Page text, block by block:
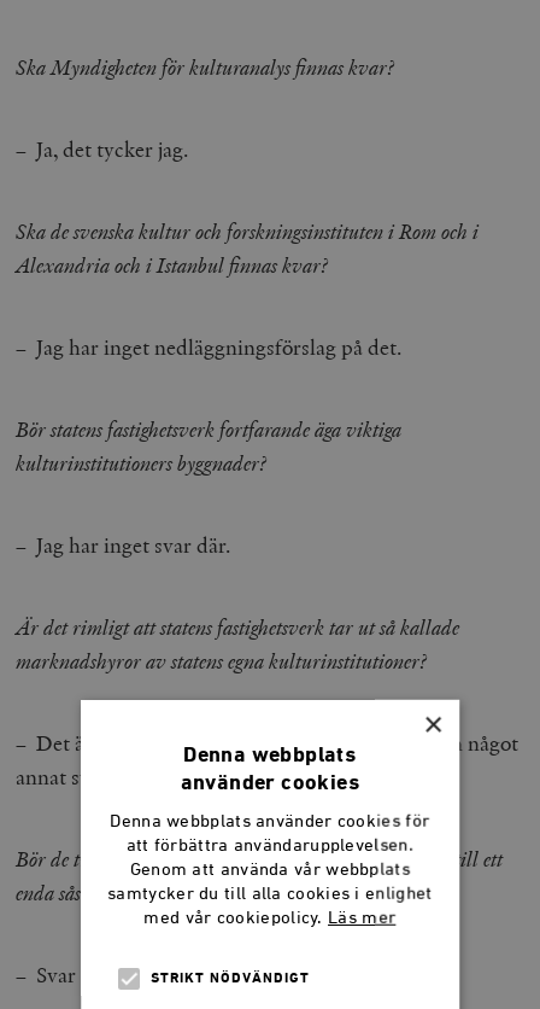
Ska Myndigheten för kulturanalys finnas kvar?
– Ja, det tycker jag.
Ska de svenska kultur och forskningsinstituten i Rom och i
Alexandria och i Istanbul finnas kvar?
– Jag har inget nedläggningsförslag på det.
Bör statens fastighetsverk fortfarande äga viktiga
kulturinstitutioners byggnader?
– Jag har inget svar där.
Är det rimligt att statens fastighetsverk tar ut så kallade
marknadshyror av statens egna kulturinstitutioner?
– Det är en sak man bör se över, naturligtvis, men något
annat svar har jag inte i dag.
Bör de tre världskulturmuseerna i Stockholm slås ihop till ett
enda såsom föreslagits?
– Svar nej.
×
Denna webbplats
använder cookies
Denna webbplats använder cookies för
att förbättra användarupplevelsen.
Genom att använda vår webbplats
samtycker du till alla cookies i enlighet
med vår cookiepolicy. Läs mer
STRIKT NÖDVÄNDIGT